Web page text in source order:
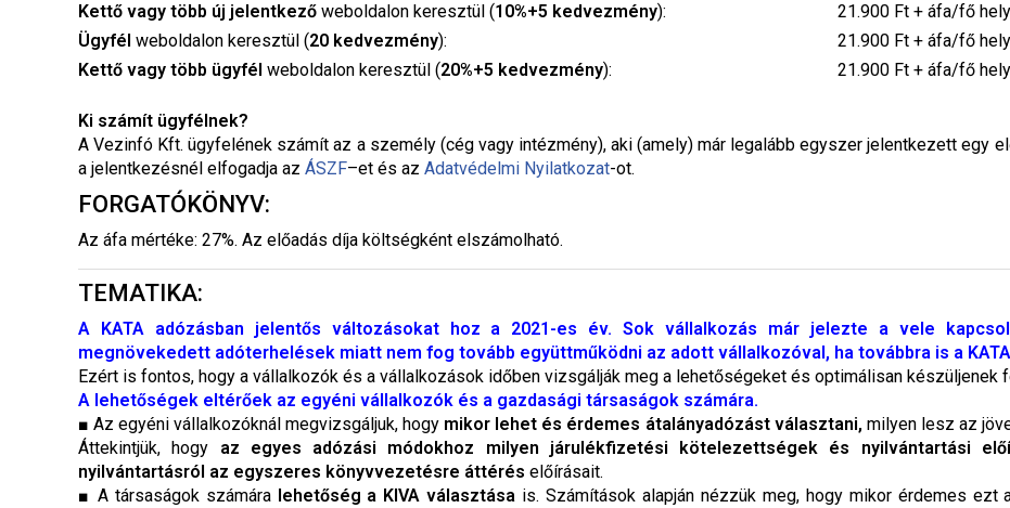
Kettő vagy több új jelentkező weboldalon keresztül (10%+5 kedvezmény): 21.900 Ft + áfa/fő
Ügyfél weboldalon keresztül (20 kedvezmény): 21.900 Ft + áfa/fő
Kettő vagy több ügyfél weboldalon keresztül (20%+5 kedvezmény): 21.900 Ft + áfa/fő
Ki számít ügyfélnek?
A Vezinfó Kft. ügyfelének számít az a személy (cég vagy intézmény), aki (amely) már legalább egyszer jelentkezett egy
a jelentkezésnél elfogadja az ÁSZF–et és az Adatvédelmi Nyilatkozat-ot.
FORGATÓKÖNYV:
Az áfa mértéke: 27%. Az előadás díja költségként elszámolható.
TEMATIKA:
A KATA adózásban jelentős változásokat hoz a 2021-es év. Sok vállalkozás már jelezte a vele
megnövekedett adóterhelések miatt nem fog tovább együttműködni az adott vállalkozóval, ha továbbra is a
Ezért is fontos, hogy a vállalkozók és a vállalkozások időben vizsgálják meg a lehetőségeket és optimálisan készüljenek
A lehetőségek eltérőek az egyéni vállalkozók és a gazdasági társaságok számára.
■ Az egyéni vállalkozóknál megvizsgáljuk, hogy mikor lehet és érdemes átalányadózást választani, milyen lesz az
Áttekintjük, hogy az egyes adózási módokhoz milyen járulékfizetési kötelezettségek és nyilvántartási
nyilvántartásról az egyszeres könyvvezetésre áttérés előírásait.
■ A társaságok számára lehetőség a KIVA választása is. Számítások alapján nézzük meg, hogy mikor érdemes